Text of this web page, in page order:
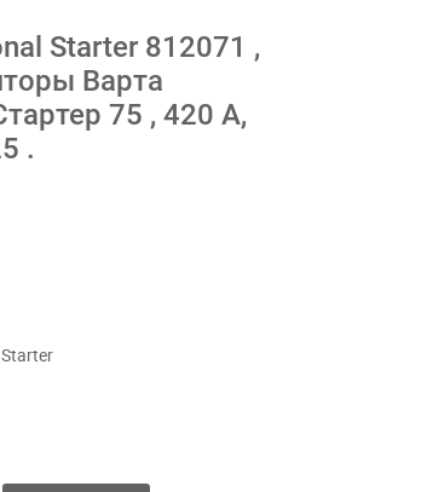
Starter 812071 ,
Варта
75 , 420 А,
.